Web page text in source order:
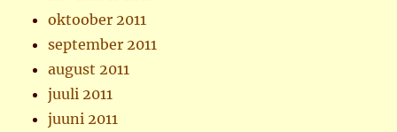
oktoober 2011
september 2011
august 2011
juuli 2011
juuni 2011